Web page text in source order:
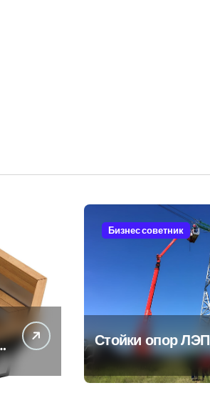
Бизнес советник
Стойки опор ЛЭП